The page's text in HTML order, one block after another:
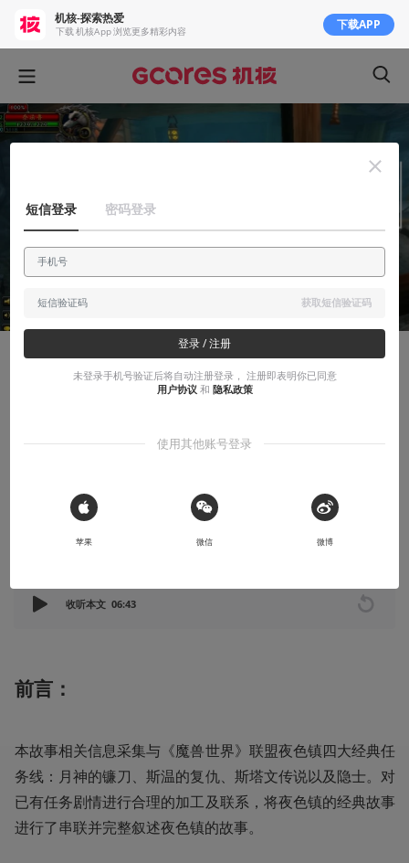
是道德沦丧还是人性扭曲，让我们一起走进夜色镇，听听这里的故
烟囱旁的猫
收听本文 06:43
前言：
本故事相关信息采集与《魔兽世界》联盟夜色镇四大经典任
务线：月神的镰刀、斯温的复仇、斯塔文传说以及隐士。对
已有任务剧情进行合理的加工及联系，将夜色镇的经典故事
进行了串联并完整叙述夜色镇的故事。
机核-探索热爱
下载 机核App 浏览更多精彩内容 下载APP
短信登录 密码登录
获取短信验证码
登录 / 注册
未登录手机号验证后将自动注册登录， 注册即表明你已同意
用户协议 和 隐私政策
使用其他账号登录
 Sign in with Apple
苹果 微信 微博